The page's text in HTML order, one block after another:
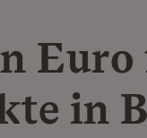
in